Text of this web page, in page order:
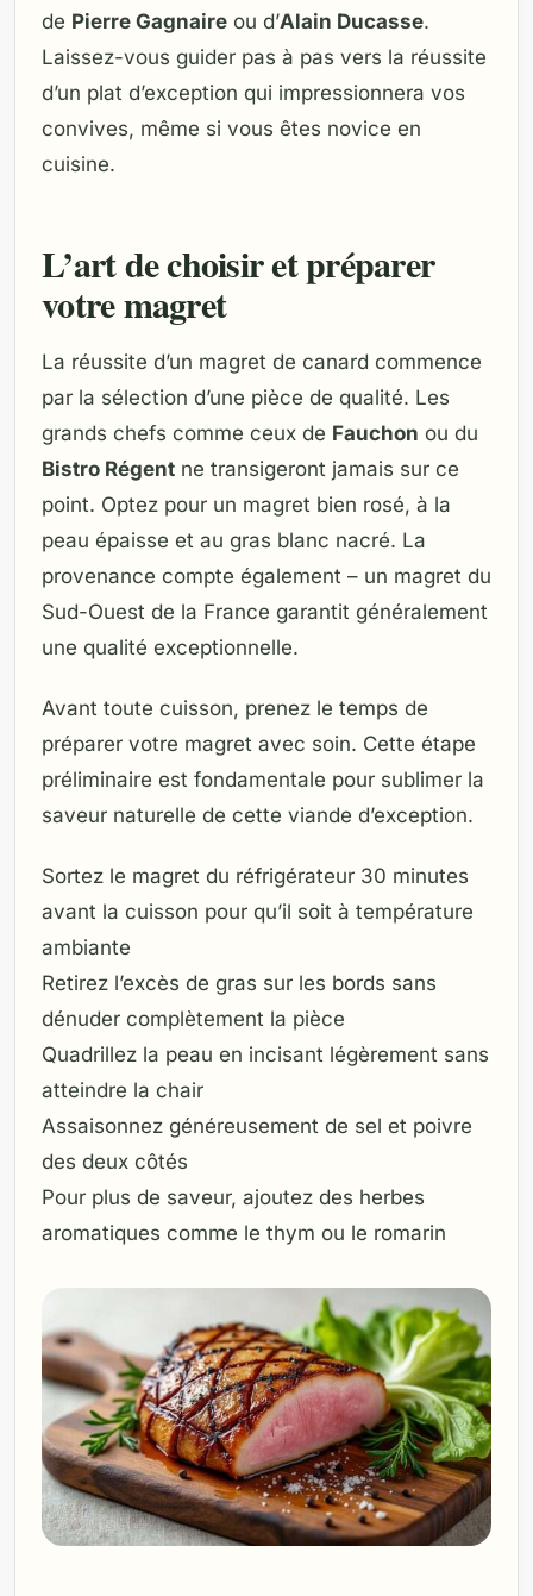
de Pierre Gagnaire ou d’Alain Ducasse.
Laissez-vous guider pas à pas vers la réussite
d’un plat d’exception qui impressionnera vos
convives, même si vous êtes novice en
cuisine.
L’art de choisir et préparer
votre magret
La réussite d’un magret de canard commence
par la sélection d’une pièce de qualité. Les
grands chefs comme ceux de Fauchon ou du
Bistro Régent ne transigeront jamais sur ce
point. Optez pour un magret bien rosé, à la
peau épaisse et au gras blanc nacré. La
provenance compte également – un magret du
Sud-Ouest de la France garantit généralement
une qualité exceptionnelle.
Avant toute cuisson, prenez le temps de
préparer votre magret avec soin. Cette étape
préliminaire est fondamentale pour sublimer la
saveur naturelle de cette viande d’exception.
Sortez le magret du réfrigérateur 30 minutes
avant la cuisson pour qu’il soit à température
ambiante
Retirez l’excès de gras sur les bords sans
dénuder complètement la pièce
Quadrillez la peau en incisant légèrement sans
atteindre la chair
Assaisonnez généreusement de sel et poivre
des deux côtés
Pour plus de saveur, ajoutez des herbes
aromatiques comme le thym ou le romarin